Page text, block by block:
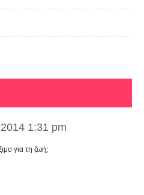
1:31 pm
για τη ζωή;